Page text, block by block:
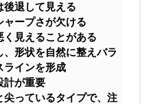
後退して見える
ャープさが欠ける
見えることがある
形状を自然に整えバラ
ラインを形成
計が重要
尖っているタイプで、注